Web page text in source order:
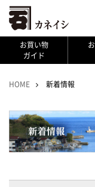
お買い物
ガイド
HOME 新着情報